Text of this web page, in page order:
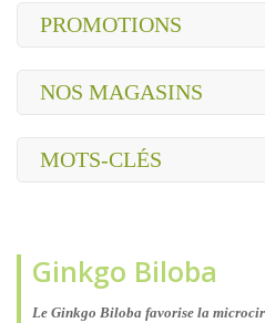
PROMOTIONS
NOS MAGASINS
MOTS-CLÉS
Ginkgo Biloba
Le Ginkgo Biloba favorise la